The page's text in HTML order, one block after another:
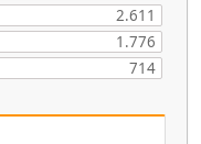
2.611
1.776
714